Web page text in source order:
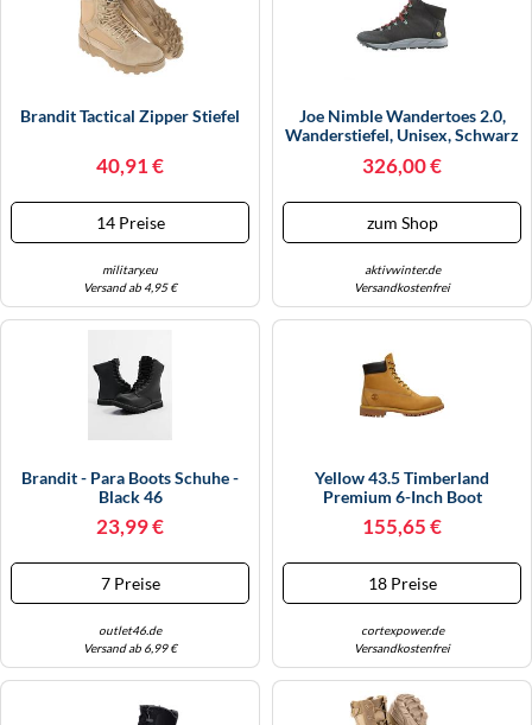
Brandit Tactical Zipper Stiefel
40,91 €
14 Preise
military.eu
Versand ab 4,95 €
Joe Nimble Wandertoes 2.0,
Wanderstiefel, Unisex, Schwarz
326,00 €
zum Shop
aktivwinter.de
Versandkostenfrei
Brandit - Para Boots Schuhe -
Black 46
23,99 €
7 Preise
outlet46.de
Versand ab 6,99 €
Yellow 43.5 Timberland
Premium 6-Inch Boot
155,65 €
18 Preise
cortexpower.de
Versandkostenfrei